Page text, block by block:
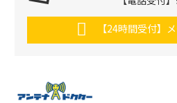
【24時間受付】